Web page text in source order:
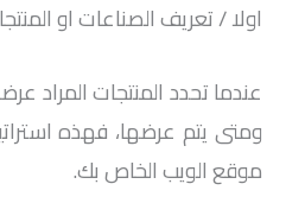
اولا / تعريف الصناعات او
عندما تحدد المنتجات المراد
ومتى يتم عرضها، فهذه
موقع الويب الخاص بك.